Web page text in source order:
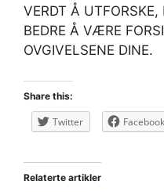
VERDT Å
BEDRE Å VÆRE
OVGIVELSENE DINE.
Share this:
Twitter Facebook
Relaterte artikler